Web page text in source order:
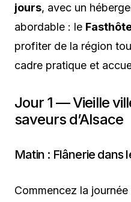
jours, avec un
abordable : le
profiter de la région
cadre pratique et
Jour 1 — Vieille
saveurs d’Alsace
Matin : Flânerie dans
Commencez la